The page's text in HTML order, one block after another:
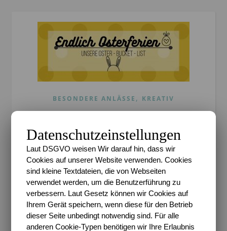
BESONDERE ANLÄSSE , KREATIV
Osterferien voraus? Hier
kommt unsere Oster –
Bucket – List! #Printable
27. März 2018
geschlafen. Ich bin ja schon tatsächlich seit 5 Uhr
morgens wach. Das hat mehrere Gründe. Einer
Datenschutzeinstellungen
Laut DSGVO weisen Wir darauf hin, dass wir
Cookies auf unserer Website verwenden. Cookies
sind kleine Textdateien, die von Webseiten
verwendet werden, um die Benutzerführung zu
verbessern. Laut Gesetz können wir Cookies auf
Ihrem Gerät speichern, wenn diese für den Betrieb
dieser Seite unbedingt notwendig sind. Für alle
anderen Cookie-Typen benötigen wir Ihre Erlaubnis